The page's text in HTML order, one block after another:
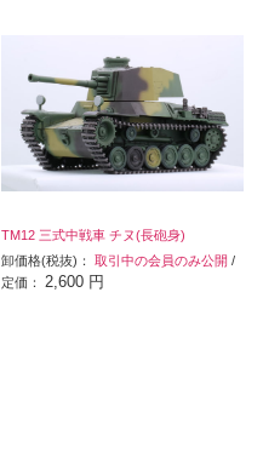
TM12 三式中戦車 チヌ(長砲身)
卸価格(税抜)：取引中の会員のみ公開 /
定価： 2,600 円